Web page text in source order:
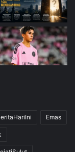
Emas